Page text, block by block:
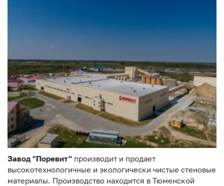
Завод "Поревит" производит и продает
высокотехнологичные и экологически чистые стеновые
материалы. Производство находится в Тюменской